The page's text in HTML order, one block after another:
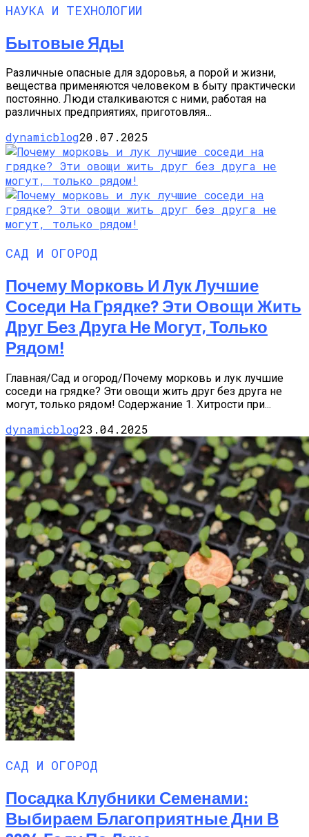
НАУКА И ТЕХНОЛОГИИ
Бытовые Яды
Различные опасные для здоровья, а порой и жизни,
вещества применяются человеком в быту практически
постоянно. Люди сталкиваются с ними, работая на
различных предприятиях, приготовляя...
dynamicblog20.07.2025
САД И ОГОРОД
Почему Морковь И Лук Лучшие
Соседи На Грядке? Эти Овощи Жить
Друг Без Друга Не Могут, Только
Рядом!
Главная/Сад и огород/Почему морковь и лук лучшие
соседи на грядке? Эти овощи жить друг без друга не
могут, только рядом! Содержание 1. Хитрости при...
dynamicblog23.04.2025
САД И ОГОРОД
Посадка Клубники Семенами:
Выбираем Благоприятные Дни В